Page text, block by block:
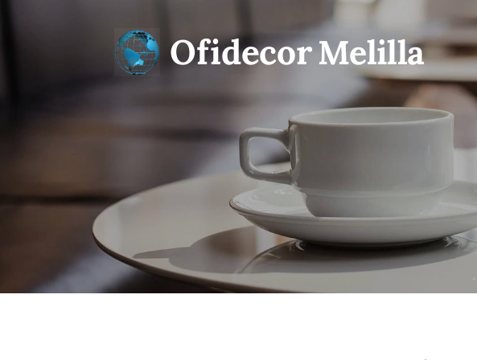
OfidecorMelilla